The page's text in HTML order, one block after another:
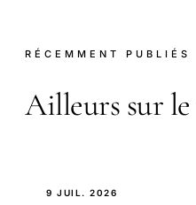
RÉCEMMENT PUBLIÉS
Ailleurs sur le
9 JUIL. 2026